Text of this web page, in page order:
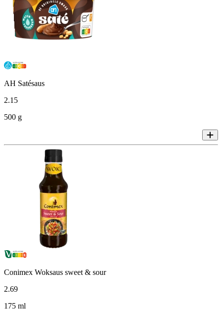
AH Satésaus
2.15
500 g
Conimex Woksaus sweet & sour
2.69
175 ml